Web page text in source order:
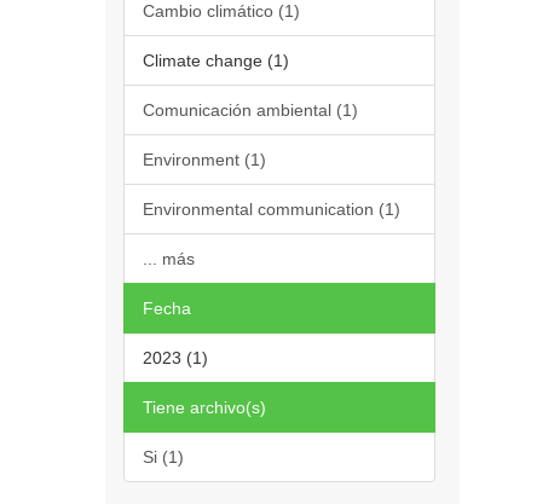
Cambio climático (1)
Climate change (1)
Comunicación ambiental (1)
Environment (1)
Environmental communication (1)
... más
Fecha
2023 (1)
Tiene archivo(s)
Si (1)